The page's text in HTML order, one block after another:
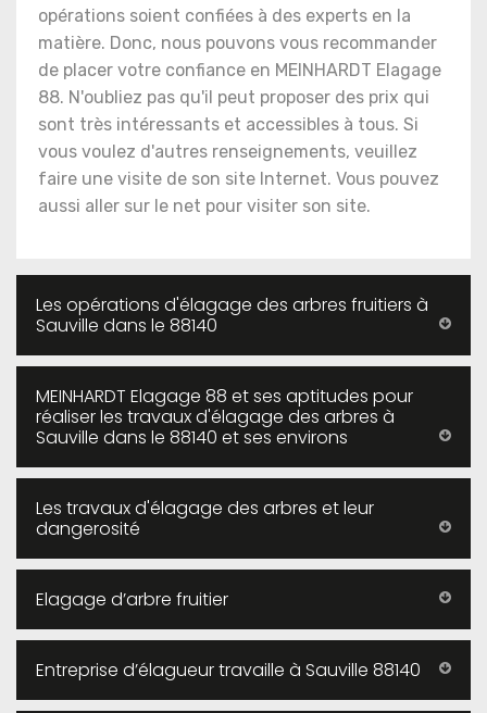
opérations soient confiées à des experts en la
matière. Donc, nous pouvons vous recommander
de placer votre confiance en MEINHARDT Elagage
88. N'oubliez pas qu'il peut proposer des prix qui
sont très intéressants et accessibles à tous. Si
vous voulez d'autres renseignements, veuillez
faire une visite de son site Internet. Vous pouvez
aussi aller sur le net pour visiter son site.
Les opérations d'élagage des arbres fruitiers à
Sauville dans le 88140
MEINHARDT Elagage 88 et ses aptitudes pour
réaliser les travaux d'élagage des arbres à
Sauville dans le 88140 et ses environs
Les travaux d'élagage des arbres et leur
dangerosité
Elagage d’arbre fruitier
Entreprise d’élagueur travaille à Sauville 88140